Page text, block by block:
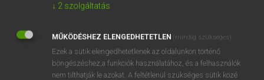
ONLINE NYELVVIZSGA
EGYÉNI FELHASZNÁLÓKNAK
TANULÓKNAK
OKTATÁSI INTÉZMÉNYEKNEK
↓ 2 szolgáltatás
MŰKÖDÉSHEZ ELENGEDHETETLEN (mindig szükséges)
Ezek a sütik elengedhetetlenek az oldalunkon történő
böngészéshez,a funkciók használatához, és a felhasználók
nem tilthatják le azokat. A feltétlenül szükséges sütik közé